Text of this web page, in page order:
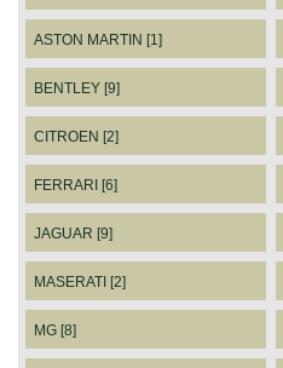
ASTON MARTIN [1]
BENTLEY [9]
CITROEN [2]
FERRARI [6]
JAGUAR [9]
MASERATI [2]
MG [8]